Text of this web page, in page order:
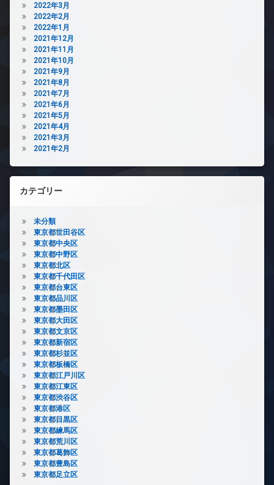
2022年3月
2022年2月
2022年1月
2021年12月
2021年11月
2021年10月
2021年9月
2021年8月
2021年7月
2021年6月
2021年5月
2021年4月
2021年3月
2021年2月
カテゴリー
未分類
東京都世田谷区
東京都中央区
東京都中野区
東京都北区
東京都千代田区
東京都台東区
東京都品川区
東京都墨田区
東京都大田区
東京都文京区
東京都新宿区
東京都杉並区
東京都板橋区
東京都江戸川区
東京都江東区
東京都渋谷区
東京都港区
東京都目黒区
東京都練馬区
東京都荒川区
東京都葛飾区
東京都豊島区
東京都足立区